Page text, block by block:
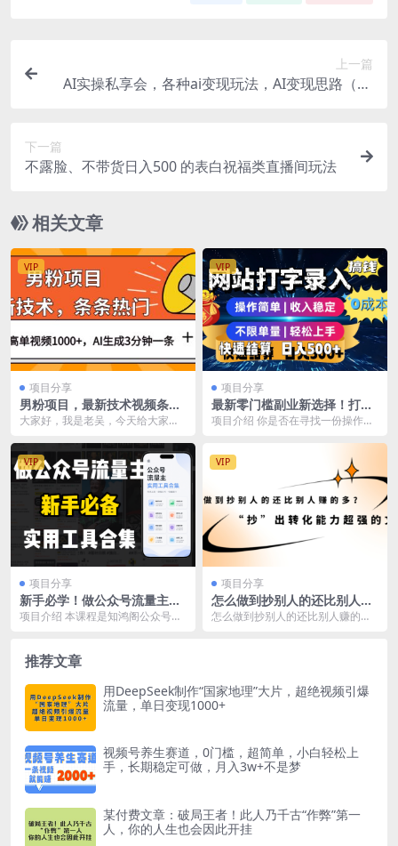
上一篇
AI实操私享会，各种ai变现玩法，AI变现思路（67
下一篇
不露脸、不带货日入500 的表白祝福类直播间玩法
相关文章
VIP
项目分享
男粉项目，最新技术视频条条
热门，一条作品1000+AI生成
大家好，我是老吴，今天给大家带
视频条条热门，一条作...
VIP
项目分享
最新零门槛副业新选择！打字
录入发票快递号等、轻松赚收
项目介绍 你是否在寻找一份操作简
VIP
项目分享
新手必学！做公众号流量主实
用工具合集，从选题到变现，
项目介绍 本课程是知鸿阁公众号流
VIP
项目分享
怎么做到抄别人的还比别人赚
的多？【付费文章】
怎么做到抄别人的还比别人赚的
推荐文章
用DeepSeek制作“国家地理”大片，超绝视频引爆
流量，单日变现1000+
视频号养生赛道，0门槛，超简单，小白轻松上
手，长期稳定可做，月入3w+不是梦
某付费文章：破局王者！此人乃千古“作弊”第一
人，你的人生也会因此开挂